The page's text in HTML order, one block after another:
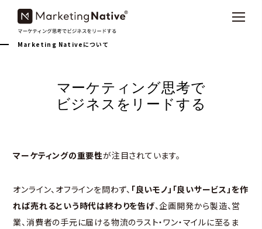
Marketing Nativeについて
マーケティング思考で
ビジネスをリードする
マーケティングの重要性が注目されています。
オンライン、オフラインを問わず、 「良いモノ」 「良いサービス」を作
れば売れるという時代は終わりを告げ、企画開発から製造、営
業、消費者の手元に届ける物流のラスト・ワン・マイルに至るま